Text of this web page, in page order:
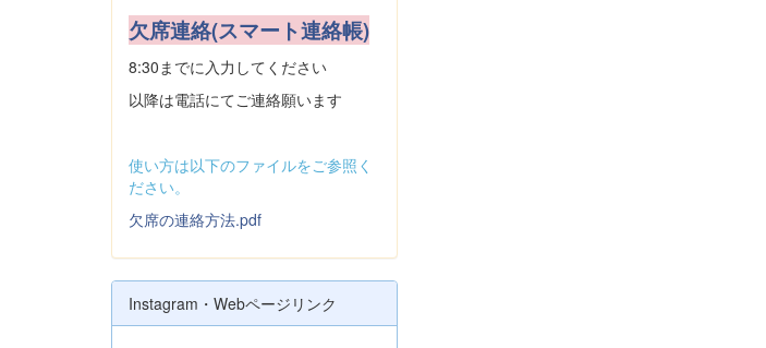
欠席連絡(スマート連絡帳)
8:30までに入力してください
以降は電話にてご連絡願います
使い方は以下のファイルをご参照く
ださい。
欠席の連絡方法.pdf
Instagram・Webページリンク